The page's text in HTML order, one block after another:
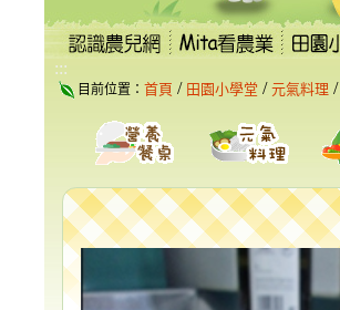
:::
目前位置： 首頁 / 田園小學堂 / 元氣料理 /